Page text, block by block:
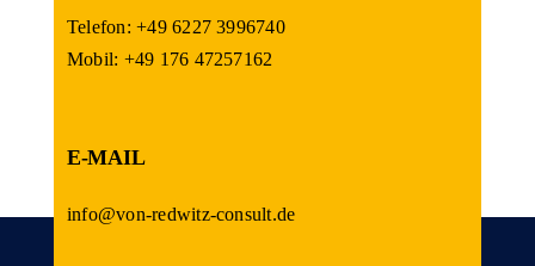
Telefon: +49 6227 3996740
Mobil: +49 176 47257162
E-MAIL
info@von-redwitz-consult.de